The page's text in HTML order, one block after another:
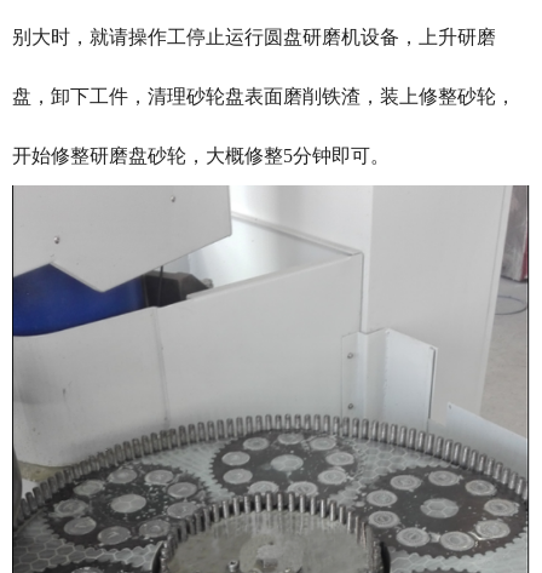
别大时，就请操作工停止运行圆盘研磨机设备，上升研磨
盘，卸下工件，清理砂轮盘表面磨削铁渣，装上修整砂轮，
开始修整研磨盘砂轮，大概修整5分钟即可。